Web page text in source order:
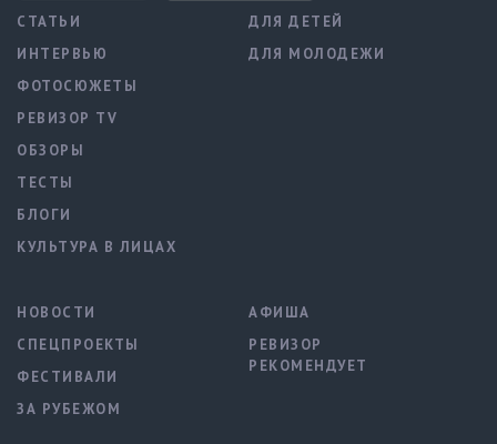
СТАТЬИ
ИНТЕРВЬЮ
ФОТОСЮЖЕТЫ
РЕВИЗОР TV
ОБЗОРЫ
ТЕСТЫ
БЛОГИ
КУЛЬТУРА В ЛИЦАХ
ДЛЯ ДЕТЕЙ
ДЛЯ МОЛОДЕЖИ
НОВОСТИ
СПЕЦПРОЕКТЫ
ФЕСТИВАЛИ
ЗА РУБЕЖОМ
АФИША
РЕВИЗОР
РЕКОМЕНДУЕТ